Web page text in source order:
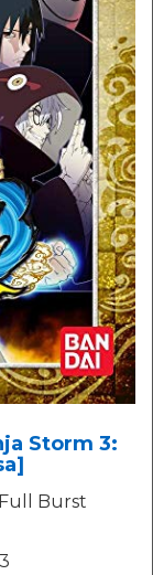
Storm 3:
Burst